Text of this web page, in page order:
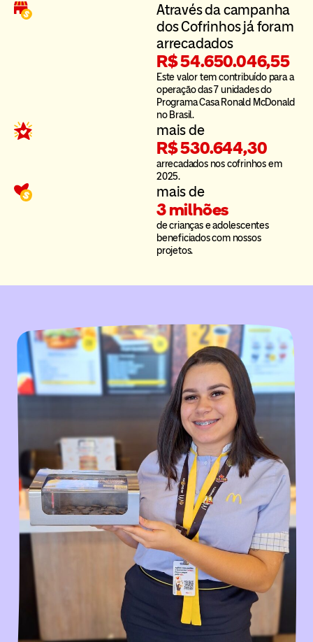
Através da campanha
dos Cofrinhos já foram
arrecadados
R$ 54.650.046,55
Este valor tem contribuído para a
operação das 7 unidades do
Programa Casa Ronald McDonald
no Brasil.
mais de
R$ 530.644,30
arrecadados nos cofrinhos em
2025.
mais de
3 milhões
de crianças e adolescentes
beneficiados com nossos
projetos.